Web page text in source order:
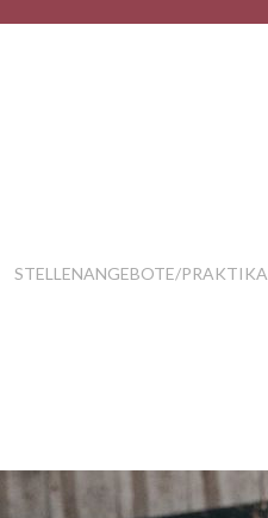
STELLENANGEBOTE/PRAKTIKA